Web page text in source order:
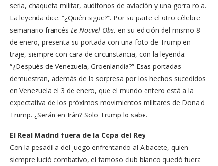
seria, chaqueta militar, audífonos de aviación y una gorra roja.
La leyenda dice: “¿Quién sigue?”. Por su parte el otro célebre
semanario francés Le Nouvel Obs, en su edición del mismo 8
de enero, presenta su portada con una foto de Trump en
traje, siempre con cara de circunstancia, con la leyenda:
“¿Después de Venezuela, Groenlandia?” Esas portadas
demuestran, además de la sorpresa por los hechos sucedidos
en Venezuela el 3 de enero, que el mundo entero está a la
expectativa de los próximos movimientos militares de Donald
Trump. ¿Serán en Irán? Solo Trump lo sabe.
El Real Madrid fuera de la Copa del Rey
Con la pesadilla del juego enfrentando al Albacete, quien
siempre lució combativo, el famoso club blanco quedó fuera